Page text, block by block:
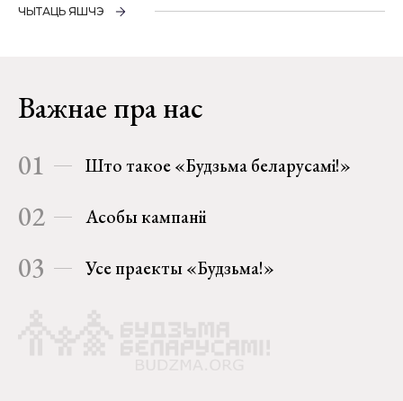
ЧЫТАЦЬ ЯШЧЭ
Важнае пра нас
01 Што такое «Будзьма беларусамі!»
02 Асобы кампаніі
03 Усе праекты «Будзьма!»